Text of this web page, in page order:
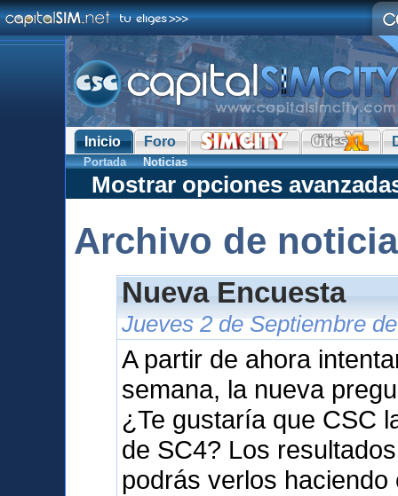
Inicio Foro
Portada Noticias
Mostrar opciones
Archivo de
Nueva Encuesta
Jueves 2 de Septiembre
A partir de ahora
semana, la nueva
¿Te gustaría que CSC
de SC4? Los
podrás verlos